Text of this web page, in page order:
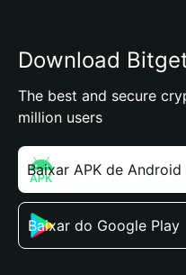
Download
The best and secure
million users
Baixar APK de Android
Baixar do Google Play